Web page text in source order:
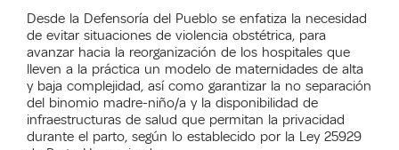
Desde la Defensoría del Pueblo se enfatiza la necesidad
de evitar situaciones de violencia obstétrica, para
avanzar hacia la reorganización de los hospitales que
lleven a la práctica un modelo de maternidades de alta
y baja complejidad, así como garantizar la no separación
del binomio madre-niño/a y la disponibilidad de
infraestructuras de salud que permitan la privacidad
durante el parto, según lo establecido por la Ley 25929